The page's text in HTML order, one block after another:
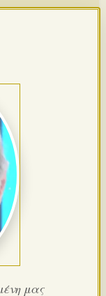
μας